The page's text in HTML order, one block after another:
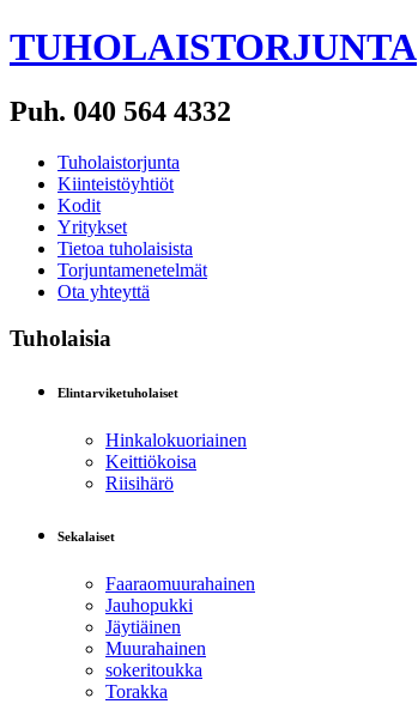
TUHOLAISTORJUNTA
Puh. 040 564 4332
Tuholaistorjunta
Kiinteistöyhtiöt
Kodit
Yritykset
Tietoa tuholaisista
Torjuntamenetelmät
Ota yhteyttä
Tuholaisia
Elintarviketuholaiset
Hinkalokuoriainen
Keittiökoisa
Riisihärö
Sekalaiset
Faaraomuurahainen
Jauhopukki
Jäytiäinen
Muurahainen
sokeritoukka
Torakka